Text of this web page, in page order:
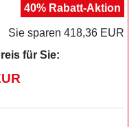
40% Rabatt-Aktion
Sie sparen 418,36 EUR
für Sie: